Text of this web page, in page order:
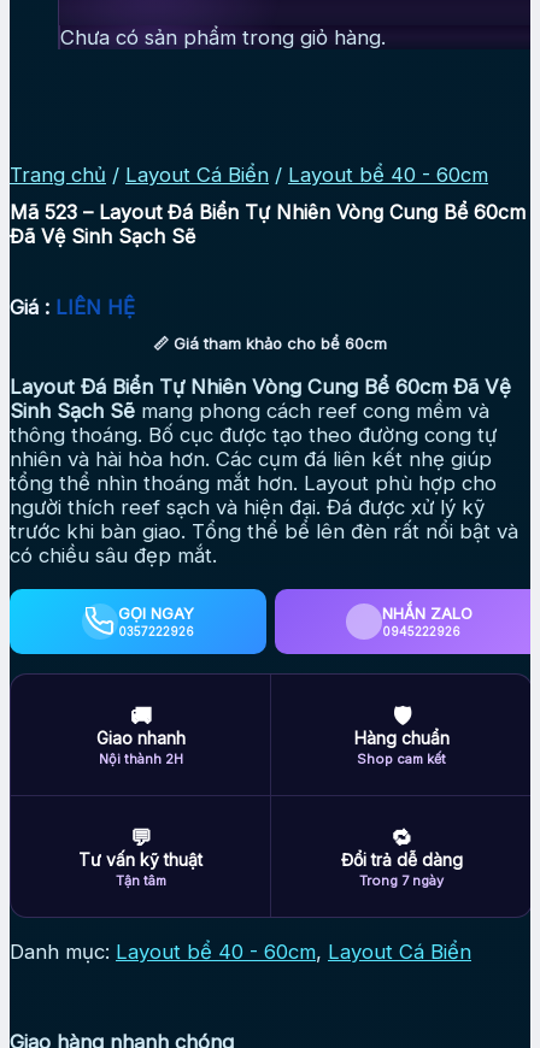
Chưa có sản phẩm trong giỏ hàng.
Trang chủ / Layout Cá Biển / Layout bể 40 - 60cm
Mã 523 – Layout Đá Biển Tự Nhiên Vòng Cung Bể 60cm
Đã Vệ Sinh Sạch Sẽ
Giá : LIÊN HỆ
📏 Giá tham khảo cho bể 60cm
Layout Đá Biển Tự Nhiên Vòng Cung Bể 60cm Đã Vệ
Sinh Sạch Sẽ mang phong cách reef cong mềm và
thông thoáng. Bố cục được tạo theo đường cong tự
nhiên và hài hòa hơn. Các cụm đá liên kết nhẹ giúp
tổng thể nhìn thoáng mắt hơn. Layout phù hợp cho
người thích reef sạch và hiện đại. Đá được xử lý kỹ
trước khi bàn giao. Tổng thể bể lên đèn rất nổi bật và
có chiều sâu đẹp mắt.
GỌI NGAY
0357222926
NHẮN ZALO
0945222926
🚚
Giao nhanh
Nội thành 2H
🛡
Hàng chuẩn
Shop cam kết
💬
Tư vấn kỹ thuật
Tận tâm
🔁
Đổi trả dễ dàng
Trong 7 ngày
Danh mục: Layout bể 40 - 60cm, Layout Cá Biển
Giao hàng nhanh chóng